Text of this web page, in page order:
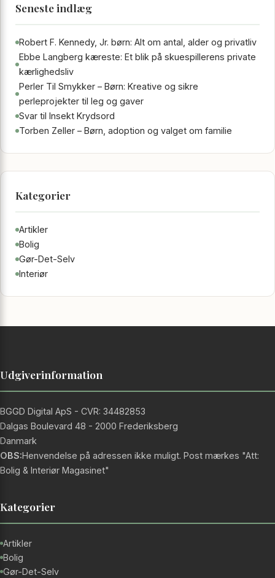
Seneste indlæg
Robert F. Kennedy, Jr. børn: Alt om antal, alder og privatliv
Ebbe Langberg kæreste: Et blik på skuespillerens private
kærlighedsliv
Perler Til Smykker – Børn: Kreative og sikre
perleprojekter til leg og gaver
Svar til Insekt Krydsord
Torben Zeller – Børn, adoption og valget om familie
Kategorier
Artikler
Bolig
Gør-Det-Selv
Interiør
Udgiverinformation
BGGD Digital ApS - CVR: 34482853
Dalgas Boulevard 48 - 2000 Frederiksberg
Danmark
OBS:Henvendelse på adressen ikke muligt. Post mærkes "Att:
Bolig & Interiør Magasinet"
Kategorier
Artikler
Bolig
Gør-Det-Selv